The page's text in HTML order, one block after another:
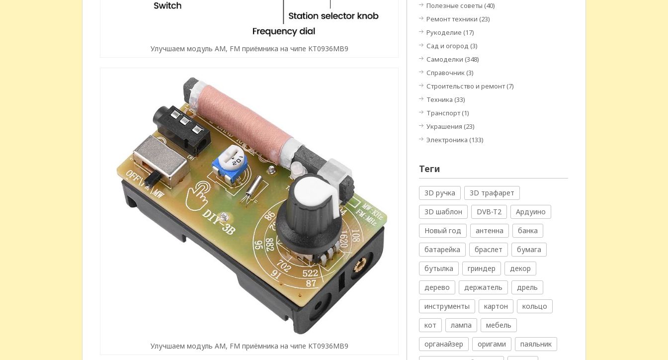
Улучшаем модуль АМ, FM приёмника на чипе KT0936MB9
Улучшаем модуль АМ, FM приёмника на чипе KT0936MB9
Полезные советы (40)
Ремонт техники (23)
Рукоделие (17)
Сад и огород (3)
Самоделки (348)
Справочник(3)
Строительство и ремонт(7)
Техника (33)
Транспорт(1)
Украшения (23)
Электроника (133)
Теги
3D ручка
3D трафарет
3D шаблон
DVB-T2
Ардуино
Новый год
антенна
банка
батарейка
браслет
бумага
бутылка
гриндер
декор
дерево
держатель
дрель
инструменты
картон
кольцо
кот
лампа
мебель
органайзер
оригами
паяльник